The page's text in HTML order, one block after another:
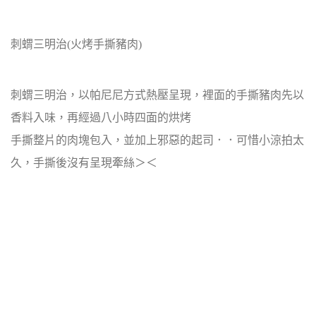
刺蝟三明治(火烤手撕豬肉)
刺蝟三明治，以帕尼尼方式熱壓呈現，裡面的手撕豬肉先以
香料入味，再經過八小時四面的烘烤
手撕整片的肉塊包入，並加上邪惡的起司．．可惜小涼拍太
久，手撕後沒有呈現牽絲＞＜